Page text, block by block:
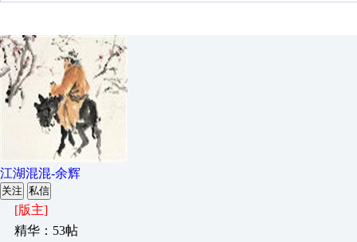
江湖混混-余辉
关注 私信
[版主]
精华：53帖